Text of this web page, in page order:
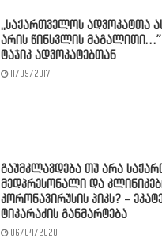
,,საქართველოს ადვოკატთა
არის წინსვლის მაგალითი…”
ტაჯიკ ადვოკატებთან
11/09/2017
გაუმკლავდება თუ არა
მედპრესონალი და
კორონავირუსის პიკს? –
ტიკარაძის განმარტება
06/04/2020